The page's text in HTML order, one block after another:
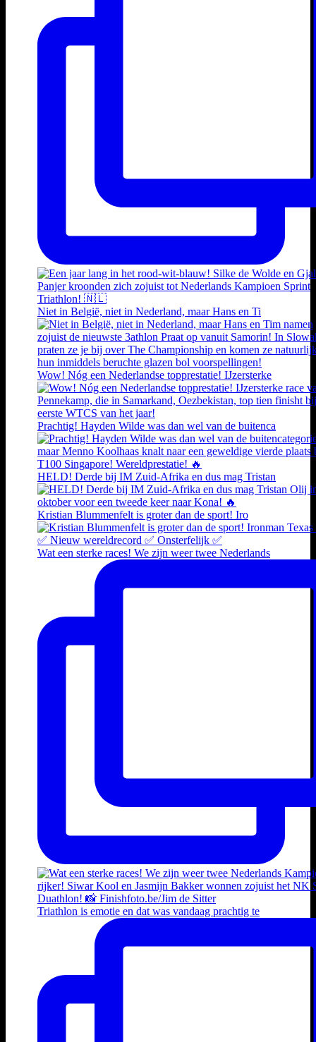
Niet in België, niet in Nederland, maar Hans en Ti
Wow! Nóg een Nederlandse topprestatie! IJzersterke
Prachtig! Hayden Wilde was dan wel van de buitenca
HELD! Derde bij IM Zuid-Afrika en dus mag Tristan
Kristian Blummenfelt is groter dan de sport! Iro
Wat een sterke races! We zijn weer twee Nederlands
Triathlon is emotie en dat was vandaag prachtig te